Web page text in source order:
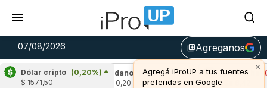
07/08/2026 library_addAgreganos
×
Agregá iProUP a tus fuentes
preferidas en Google
Dólar cripto (0,20%)
$ 1571,50
Cardano
(4,88%)
Avalanche (-
u$s 6,42